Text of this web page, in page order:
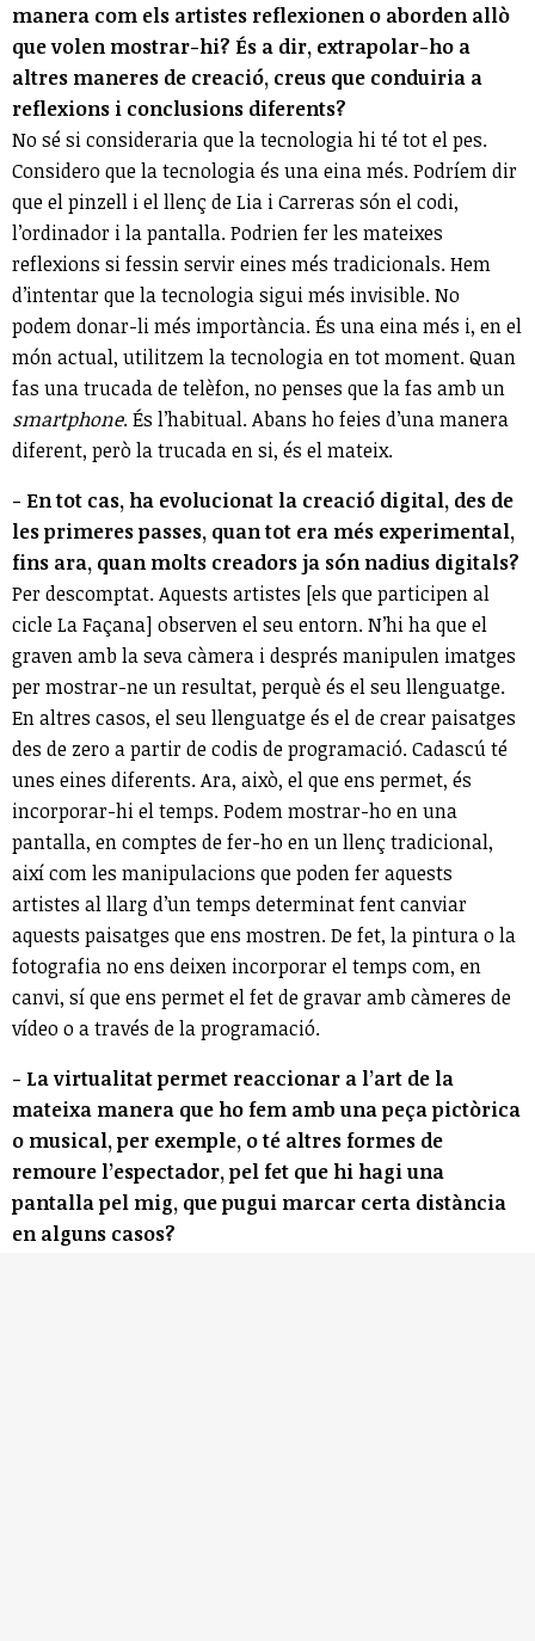
manera com els artistes reflexionen o aborden allò
que volen mostrar-hi? És a dir, extrapolar-ho a
altres maneres de creació, creus que conduiria a
reflexions i conclusions diferents?
No sé si consideraria que la tecnologia hi té tot el pes.
Considero que la tecnologia és una eina més. Podríem dir
que el pinzell i el llenç de Lia i Carreras són el codi,
l’ordinador i la pantalla. Podrien fer les mateixes
reflexions si fessin servir eines més tradicionals. Hem
d’intentar que la tecnologia sigui més invisible. No
podem donar-li més importància. És una eina més i, en el
món actual, utilitzem la tecnologia en tot moment. Quan
fas una trucada de telèfon, no penses que la fas amb un
smartphone. És l’habitual. Abans ho feies d’una manera
diferent, però la trucada en si, és el mateix.
- En tot cas, ha evolucionat la creació digital, des de
les primeres passes, quan tot era més experimental,
fins ara, quan molts creadors ja són nadius digitals?
Per descomptat. Aquests artistes [els que participen al
cicle La Façana] observen el seu entorn. N’hi ha que el
graven amb la seva càmera i després manipulen imatges
per mostrar-ne un resultat, perquè és el seu llenguatge.
En altres casos, el seu llenguatge és el de crear paisatges
des de zero a partir de codis de programació. Cadascú té
unes eines diferents. Ara, això, el que ens permet, és
incorporar-hi el temps. Podem mostrar-ho en una
pantalla, en comptes de fer-ho en un llenç tradicional,
així com les manipulacions que poden fer aquests
artistes al llarg d’un temps determinat fent canviar
aquests paisatges que ens mostren. De fet, la pintura o la
fotografia no ens deixen incorporar el temps com, en
canvi, sí que ens permet el fet de gravar amb càmeres de
vídeo o a través de la programació.
- La virtualitat permet reaccionar a l’art de la
mateixa manera que ho fem amb una peça pictòrica
o musical, per exemple, o té altres formes de
remoure l’espectador, pel fet que hi hagi una
pantalla pel mig, que pugui marcar certa distància
en alguns casos?